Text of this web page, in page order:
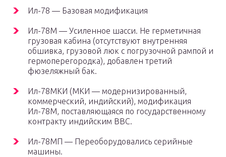
Ил-78 — Базовая модификация
Ил-78М — Усиленное шасси. Не герметичная
грузовая кабина (отсутствуют внутренняя
обшивка, грузовой люк с погрузочной рампой и
гермоперегородка), добавлен третий
фюзеляжный бак.
Ил-78МКИ (МКИ — модернизированный,
коммерческий, индийский), модификация
Ил-78М, поставляющаяся по государственному
контракту индийским ВВС.
Ил-78МП — Переоборудовались серийные
машины.